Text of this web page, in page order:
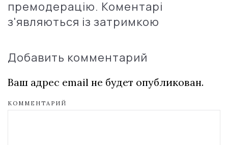
премодерацію. Коментарі
з'являються із затримкою
Добавить комментарий
Ваш адрес email не будет опубликован.
КОММЕНТАРИЙ